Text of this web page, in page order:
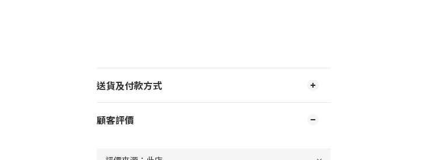
送貨及付款方式
顧客評價